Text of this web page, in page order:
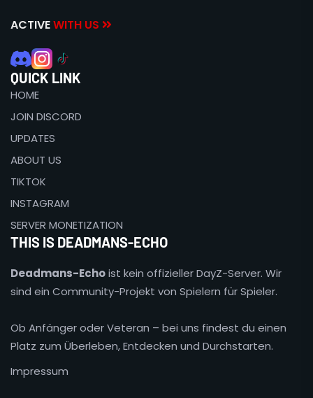
ACTIVEWITH US
QUICK LINK
HOME
JOIN DISCORD
UPDATES
ABOUT US
TIKTOK
INSTAGRAM
SERVER MONETIZATION
THIS IS DEADMANS-ECHO
Deadmans-Echoist kein offizieller DayZ-Server. Wir
sind ein Community-Projekt von Spielern für Spieler.
Ob Anfänger oder Veteran – bei uns findest du einen
Platz zum Überleben, Entdecken und Durchstarten.
Impressum